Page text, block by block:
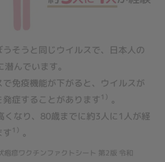
そうと同じウイルスで、日本人の
んでいます。
免疫機能が下がると、ウイルスが
症することがあります 1） 。
くなり、80歳までに約3人に1人が経
1） 。
疱疹ワクチンファクトシート 第2版 令和